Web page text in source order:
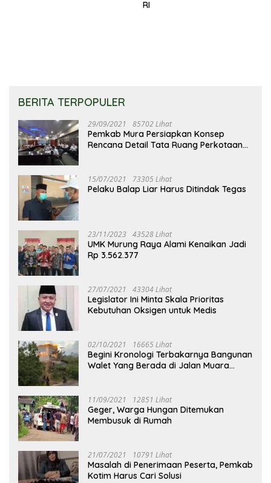
RI
BERITA TERPOPULER
29/09/2021 85702 Lihat
Pemkab Mura Persiapkan Konsep
Rencana Detail Tata Ruang Perkotaan
15/07/2021 73305 Lihat
Pelaku Balap Liar Harus Ditindak Tegas
23/11/2023 43528 Lihat
UMK Murung Raya Alami Kenaikan Jadi
Rp 3.562.377
27/07/2021 43304 Lihat
Legislator Ini Minta Skala Prioritas
Kebutuhan Oksigen untuk Medis
02/10/2021 16665 Lihat
Begini Kronologi Terbakarnya Bangunan
Walet Yang Berada di Jalan Muara
11/09/2021 12851 Lihat
Geger, Warga Hungan Ditemukan
Membusuk di Rumah
21/07/2021 10791 Lihat
Masalah di Penerimaan Peserta, Pemkab
Kotim Harus Cari Solusi